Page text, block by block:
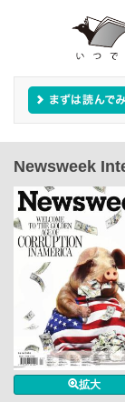
Newsweek
拡大